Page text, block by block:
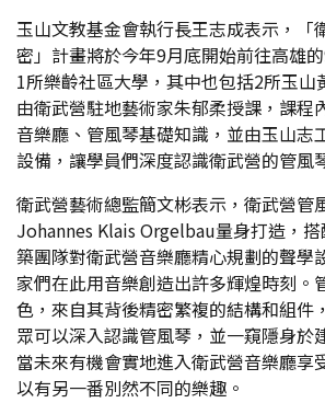
玉山文教基金會執行長王志成表示，「
密」計畫將於今年9月底開始前往高雄
1所樂齡社區大學，其中也包括2所玉山
由衛武營駐地藝術家朱郁柔授課，課程
音樂廳、管風琴基礎知識，並由玉山志
設備，讓學員們深度認識衛武營的管風
衛武營藝術總監簡文彬表示，衛武營管
Johannes Klais Orgelbau量身打造，
築團隊對衛武營音樂廳精心規劃的聲學
家們在此用音樂創造出許多輝煌時刻。
色，來自其背後精密繁複的結構和組件
眾可以深入認識管風琴，並一窺隱身於
當未來有機會實地進入衛武營音樂廳享
以有另一番別然不同的樂趣。